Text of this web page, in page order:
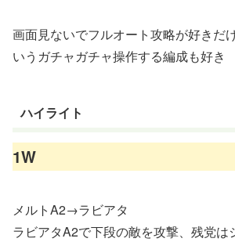
画面見ないでフルオート攻略が好きだ
いうガチャガチャ操作する編成も好き
ハイライト
1W
メルトA2→ラビアタ
ラビアタA2で下段の敵を攻撃、残党は